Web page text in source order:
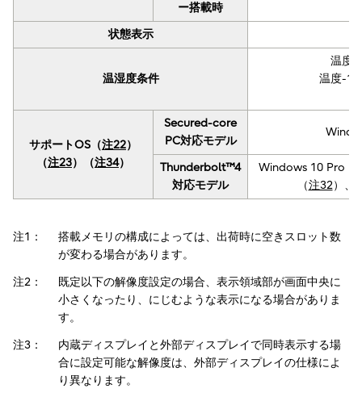
ー搭載時
状態表示
温湿度条件
温度
温度-
サポートOS（注22）
（注23）（注34）
Secured-core
PC対応モデル
Thunderbolt™4
対応モデル
Windows 10 Pro（
（注32）、
注1：
搭載メモリの構成によっては、出荷時に空きスロット数
が変わる場合があります。
注2：
既定以下の解像度設定の場合、表示領域部が画面中央に
小さくなったり、にじむような表示になる場合がありま
す。
注3：
内蔵ディスプレイと外部ディスプレイで同時表示する場
合に設定可能な解像度は、外部ディスプレイの仕様によ
り異なります。